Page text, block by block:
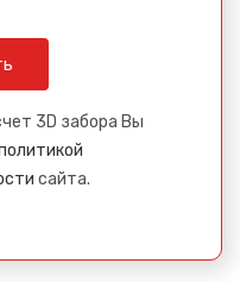
3D забора Вы
сайта.